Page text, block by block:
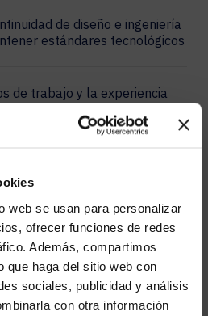
web se usan para personalizar
ofrecer funciones de redes
Además, compartimos
que haga del sitio web con
sociales, publicidad y análisis
con otra información
de diseño e ingeniería
estándares tecnológicos
de trabajo y la experiencia
y gestión de las
locales para
experiencia de colaboración
YOU'RE IN USA.
instead?